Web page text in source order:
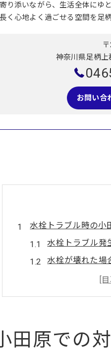
り添いながら、生活全体にゆ
く心地よく過ごせる空間を足
神奈川県足柄上
お問い合
水栓トラブル時の小
水栓トラブル発
水栓が壊れた場
水栓交換は自分
水栓トラブル時
キッチン水栓を自分
キッチン水栓を
田原での